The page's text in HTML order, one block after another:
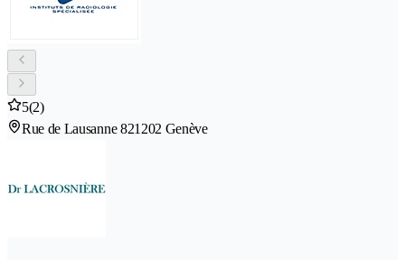
5(2)
Rue de Lausanne 821202 Genève